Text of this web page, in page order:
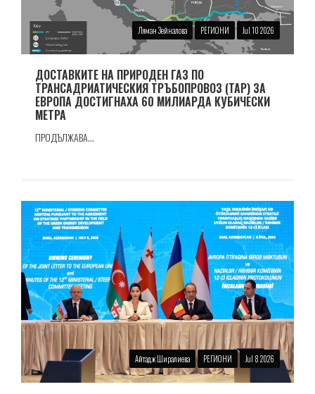
Ляман Зейналова РЕГИОНИ Jul 10 2026
ДОСТАВКИТЕ НА ПРИРОДЕН ГАЗ ПО
ТРАНСАДРИАТИЧЕСКИЯ ТРЪБОПРОВОЗ (TAP) ЗА
ЕВРОПА ДОСТИГНАХА 60 МИЛИАРДА КУБИЧЕСКИ
МЕТРА
ПРОДЪЛЖАВА...
Айтадж Ширалиева РЕГИОНИ Jul 8 2026